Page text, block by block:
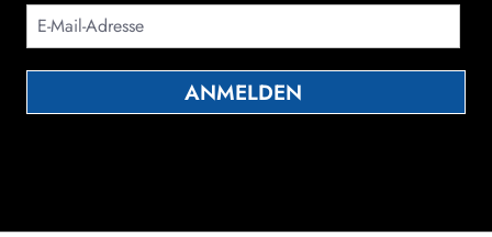
ANMELDEN